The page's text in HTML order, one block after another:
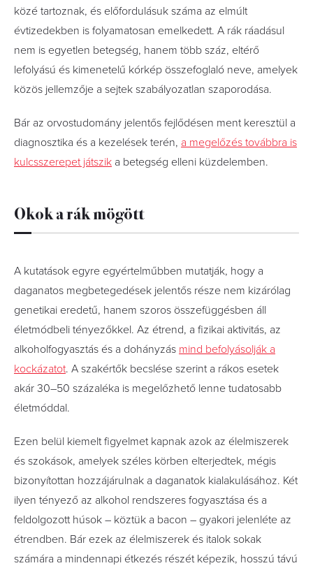
közé tartoznak, és előfordulásuk száma az elmúlt
évtizedekben is folyamatosan emelkedett. A rák ráadásul
nem is egyetlen betegség, hanem több száz, eltérő
lefolyású és kimenetelű kórkép összefoglaló neve, amelyek
közös jellemzője a sejtek szabályozatlan szaporodása.
Bár az orvostudomány jelentős fejlődésen ment keresztül a
diagnosztika és a kezelések terén, a megelőzés továbbra is
kulcsszerepet játszik a betegség elleni küzdelemben.
Okok a rák mögött
A kutatások egyre egyértelműbben mutatják, hogy a
daganatos megbetegedések jelentős része nem kizárólag
genetikai eredetű, hanem szoros összefüggésben áll
életmódbeli tényezőkkel. Az étrend, a fizikai aktivitás, az
alkoholfogyasztás és a dohányzás mind befolyásolják a
kockázatot. A szakértők becslése szerint a rákos esetek
akár 30–50 százaléka is megelőzhető lenne tudatosabb
életmóddal.
Ezen belül kiemelt figyelmet kapnak azok az élelmiszerek
és szokások, amelyek széles körben elterjedtek, mégis
bizonyítottan hozzájárulnak a daganatok kialakulásához. Két
ilyen tényező az alkohol rendszeres fogyasztása és a
feldolgozott húsok – köztük a bacon – gyakori jelenléte az
étrendben. Bár ezek az élelmiszerek és italok sokak
számára a mindennapi étkezés részét képezik, hosszú távú